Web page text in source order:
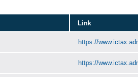
Link
https://
https://